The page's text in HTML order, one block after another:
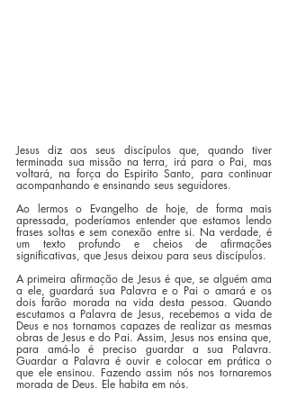
Jesus diz aos seus discípulos que, quando tiver
terminada sua missão na terra, irá para o Pai, mas
voltará, na força do Espirito Santo, para continuar
acompanhando e ensinando seus seguidores.
Ao lermos o Evangelho de hoje, de forma mais
apressada, poderíamos entender que estamos lendo
frases soltas e sem conexão entre si. Na verdade, é
um texto profundo e cheios de afirmações
significativas, que Jesus deixou para seus discípulos.
A primeira afirmação de Jesus é que, se alguém ama
a ele, guardará sua Palavra e o Pai o amará e os
dois farão morada na vida desta pessoa. Quando
escutamos a Palavra de Jesus, recebemos a vida de
Deus e nos tornamos capazes de realizar as mesmas
obras de Jesus e do Pai. Assim, Jesus nos ensina que,
para amá-lo é preciso guardar a sua Palavra.
Guardar a Palavra é ouvir e colocar em prática o
que ele ensinou. Fazendo assim nós nos tornaremos
morada de Deus. Ele habita em nós.